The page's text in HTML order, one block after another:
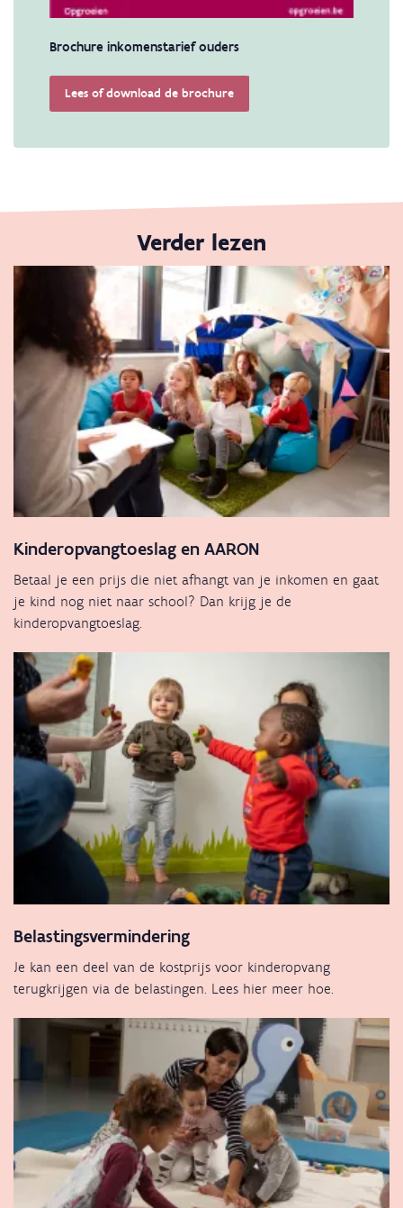
Brochure inkomenstarief ouders
Lees of download de brochure
Verder lezen
Kinderopvangtoeslag en AARON
Betaal je een prijs die niet afhangt van je inkomen en gaat
je kind nog niet naar school? Dan krijg je de
kinderopvangtoeslag.
Belastingsvermindering
Je kan een deel van de kostprijs voor kinderopvang
terugkrijgen via de belastingen. Lees hier meer hoe.